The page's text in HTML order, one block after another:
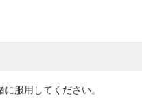
服用してください。